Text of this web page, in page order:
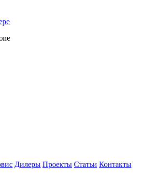
Дилеры Проекты Статьи Контакты